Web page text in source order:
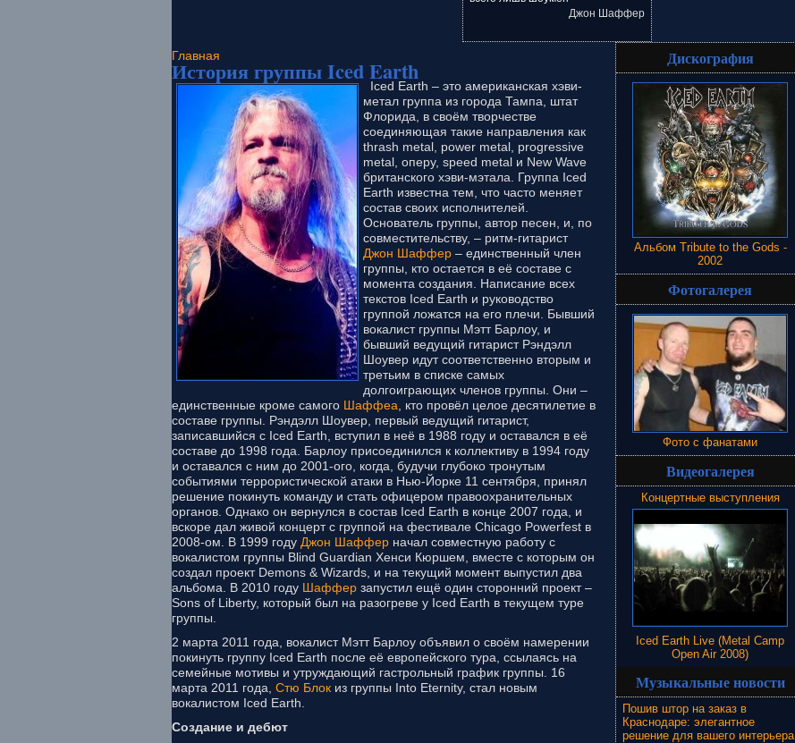
Джон Шаффер
Главная
История группы Iced EarthIced Earth – это американская хэви-
метал группа из города Тампа, штат
Флорида, в своём творчестве
соединяющая такие направления как
thrash metal, power metal, progressive
metal, оперу, speed metal и New Wave
британского хэви-мэтала. Группа Iced
Earth известна тем, что часто меняет
состав своих исполнителей.
Основатель группы, автор песен, и, по
совместительству, – ритм-гитарист
Джон Шаффер – единственный член
группы, кто остается в её составе с
момента создания. Написание всех
текстов Iced Earth и руководство
группой ложатся на его плечи. Бывший
вокалист группы Мэтт Барлоу, и
бывший ведущий гитарист Рэндэлл
Шоувер идут соответственно вторым и
третьим в списке самых
долгоиграющих членов группы. Они –
единственные кроме самого Шаффеа , кто провёл целое десятилетие в
составе группы. Рэндэлл Шоувер, первый ведущий гитарист,
записавшийся с Iced Earth, вступил в неё в 1988 году и оставался в её
составе до 1998 года. Барлоу присоединился к коллективу в 1994 году
и оставался с ним до 2001-ого, когда, будучи глубоко тронутым
событиями террористической атаки в Нью-Йорке 11 сентября, принял
решение покинуть команду и стать офицером правоохранительных
органов. Однако он вернулся в состав Iced Earth в конце 2007 года, и
вскоре дал живой концерт с группой на фестивале Chicago Powerfest в
2008-ом. В 1999 году Джон Шаффер начал совместную работу с
вокалистом группы Blind Guardian Хенси Кюршем, вместе с которым он
создал проект Demons & Wizards, и на текущий момент выпустил два
альбома. В 2010 году Шаффер запустил ещё один сторонний проект –
Sons of Liberty, который был на разогреве у Iced Earth в текущем туре
группы.
2 марта 2011 года, вокалист Мэтт Барлоу объявил о своём намерении
покинуть группу Iced Earth после её европейского тура, ссылаясь на
семейные мотивы и утруждающий гастрольный график группы. 16
марта 2011 года, Стю Блок из группы Into Eternity, стал новым
вокалистом Iced Earth.
Создание и дебют
Дискография
Альбом Tribute to the Gods -
2002
Фотогалерея
Фото с фанатами
Видеогалерея
Концертные выступления
Iced Earth Live (Metal Camp
Open Air 2008)
Музыкальные новости
Пошив штор на заказ в
Краснодаре: элегантное
решение для вашего интерьера